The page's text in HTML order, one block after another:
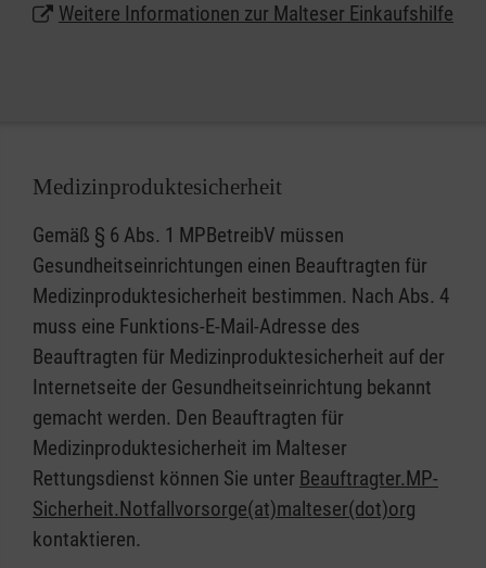
die Seniorinnen und Senioren weiterhin am
Weitere Informationen zur Malteser Einkaufshilfe
Medizinproduktesicherheit
Gemäß § 6 Abs. 1 MPBetreibV müssen
Gesundheitseinrichtungen einen Beauftragten für
Medizinproduktesicherheit bestimmen. Nach Abs. 4
muss eine Funktions-E-Mail-Adresse des
Beauftragten für Medizinproduktesicherheit auf der
Internetseite der Gesundheitseinrichtung bekannt
gemacht werden. Den Beauftragten für
Medizinproduktesicherheit im Malteser
Rettungsdienst können Sie unter Beauftragter.MP-
Sicherheit.Notfallvorsorge(at)malteser(dot)org
kontaktieren.